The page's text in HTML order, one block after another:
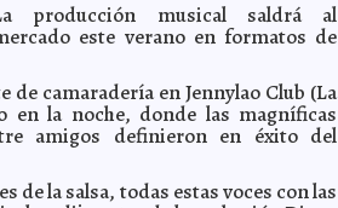
producción musical saldrá al
este verano en formatos de
de camaradería en Jennylao Club (La
en la noche, donde las magníficas
amigos definieron en éxito del
de la salsa, todas estas voces con las